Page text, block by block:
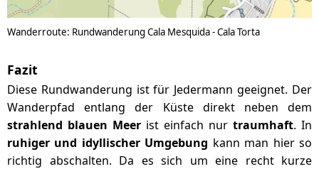
Wanderroute: Rundwanderung Cala Mesquida - Cala Torta
Fazit
Diese Rundwanderung ist für Jedermann geeignet. Der
Wanderpfad entlang der Küste direkt neben dem
strahlend blauen Meer ist einfach nur traumhaft. In
ruhiger und idyllischer Umgebung kann man hier so
richtig abschalten. Da es sich um eine recht kurze